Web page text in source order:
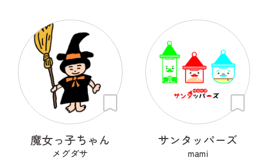
魔女っ子ちゃん
メグダサ
サンタッパーズ
mami